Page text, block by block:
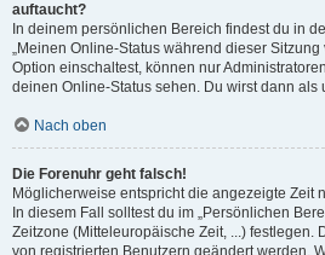
auftaucht?
In deinem persönlichen Bereich findest du in
„Meinen Online-Status während dieser Sitzung
Option einschaltest, können nur
deinen Online-Status sehen. Du wirst dann als
Nach oben
Die Forenuhr geht falsch!
Möglicherweise entspricht die angezeigte Zeit
In diesem Fall solltest du im „Persönlichen
Zeitzone (Mitteleuropäische Zeit, ...) festlegen.
von registrierten Benutzern geändert werden.